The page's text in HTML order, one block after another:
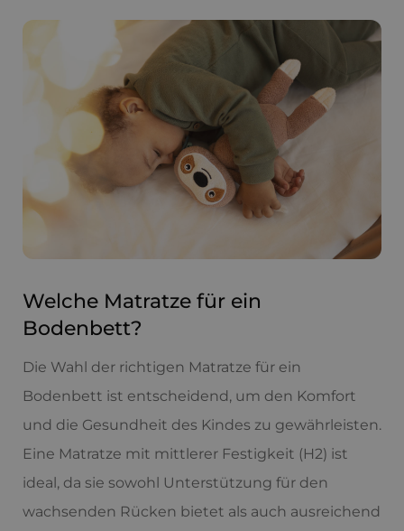
Welche Matratze für ein
Bodenbett?
Die Wahl der richtigen Matratze für ein
Bodenbett ist entscheidend, um den Komfort
und die Gesundheit des Kindes zu gewährleisten.
Eine Matratze mit mittlerer Festigkeit (H2) ist
ideal, da sie sowohl Unterstützung für den
wachsenden Rücken bietet als auch ausreichend